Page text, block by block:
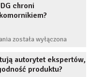
stanie,
jeśli
długi
uzupełnię
chroni
Czy
JDG
chroni
została wyłączona
autorytet ekspertów,
produktu?